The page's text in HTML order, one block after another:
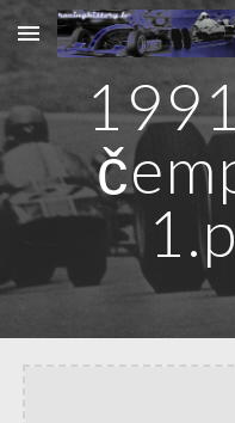
Skip to main content